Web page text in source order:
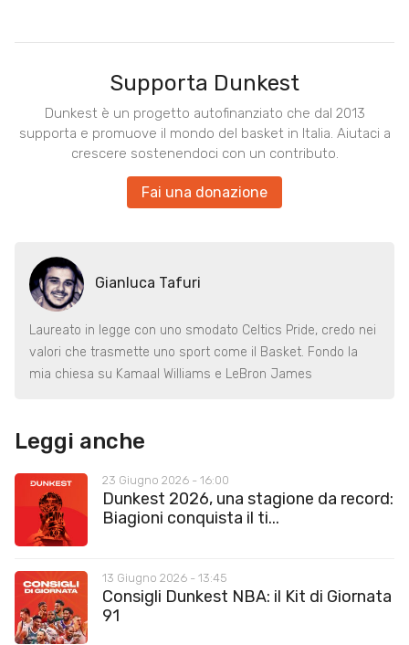
Supporta Dunkest
Dunkest è un progetto autofinanziato che dal 2013
supporta e promuove il mondo del basket in Italia. Aiutaci a
crescere sostenendoci con un contributo.
Fai una donazione
Gianluca Tafuri
Laureato in legge con uno smodato Celtics Pride, credo nei
valori che trasmette uno sport come il Basket. Fondo la
mia chiesa su Kamaal Williams e LeBron James
Leggi anche
23 Giugno 2026 - 16:00
Dunkest 2026, una stagione da record:
Biagioni conquista il ti...
13 Giugno 2026 - 13:45
Consigli Dunkest NBA: il Kit di Giornata
91